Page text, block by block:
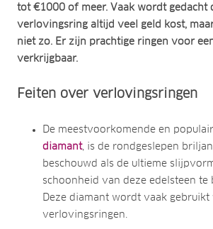
tot €1000 of meer. Vaak wordt gedacht
verlovingsring altijd veel geld kost,
niet zo. Er zijn prachtige ringen voor
verkrijgbaar.
Feiten over verlovingsringen
De meestvoorkomende en
diamant, is de rondgeslepen
beschouwd als de ultieme
schoonheid van deze edelsteen te
Deze diamant wordt vaak gebruikt
verlovingsringen.